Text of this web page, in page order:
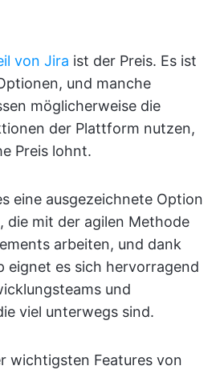
von Jira ist der Preis. Es ist
und manche
möglicherweise die
der Plattform nutzen,
Preis lohnt.
eine ausgezeichnete Option
die mit der agilen Methode
arbeiten, und dank
eignet es sich hervorragend
und
viel unterwegs sind.
wichtigsten Features von